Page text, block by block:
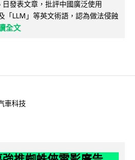
發表文章，批評中國廣泛使用
「LLM」等英文術語，認為做法侵蝕
全文
車科技